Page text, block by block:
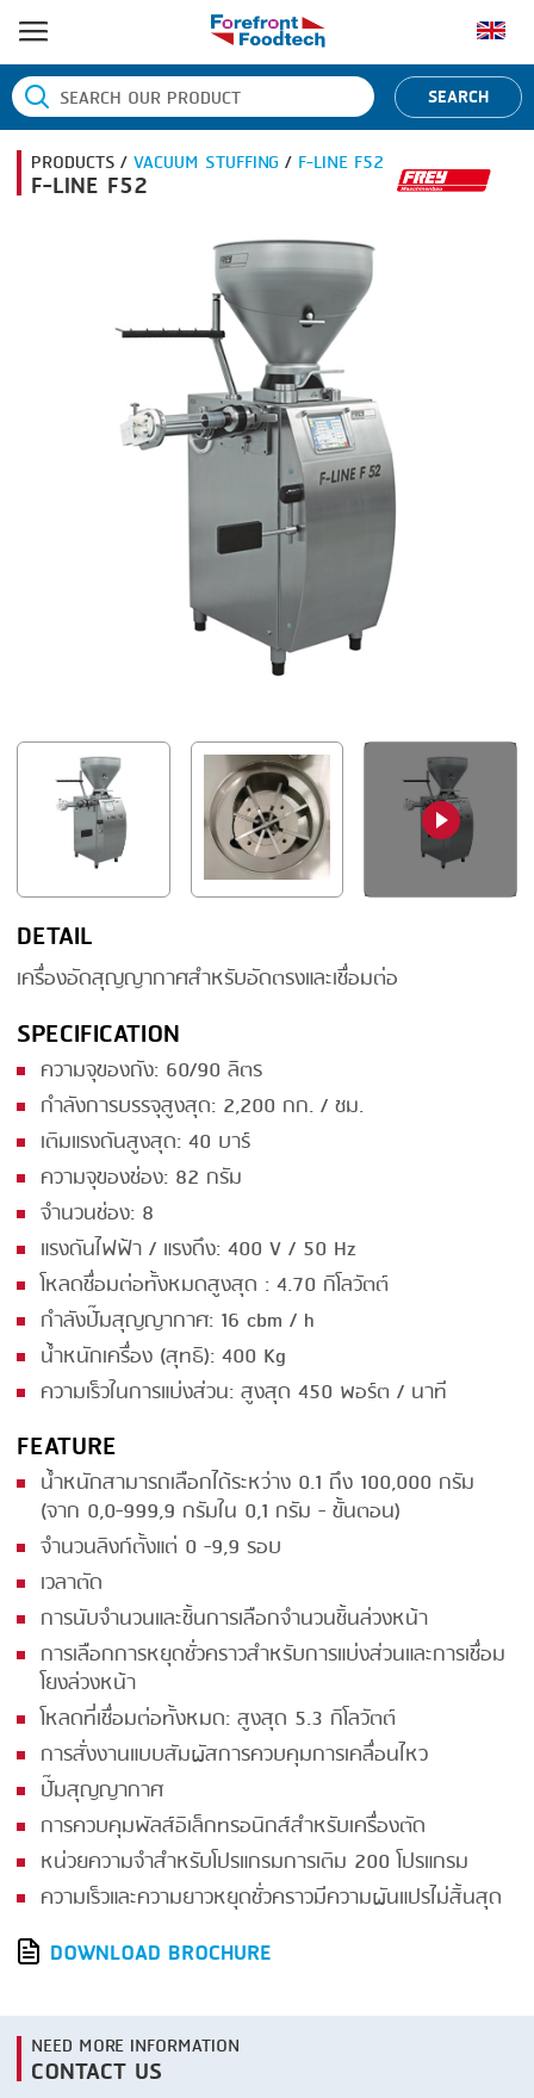
หน้าแรก
ประเภทสินค้า
BANDING
CENTRIFUGING
LOADER
MEMBRANING
PACKING
SEARING
SKIN PACK
SKINNING
SLICING
SMOKING
STEAMING
TRAY DENESTER
TRAY FORMING
TUMBLING
VACUUM PACKING
VACUUM STUFFING
WASHING
ยี่ห้อสินค้า
CLIPTECHNIK
ORVED
SEARCH
PRODUCTS /VACUUM STUFFING/ F-LINE F52
F-LINE F52
DETAIL
เครื่องอัดสุญญากาศสำหรับอัดตรงและเชื่อมต่อ
SPECIFICATION
ความจุของถัง: 60/90 ลิตร
กำลังการบรรจุสูงสุด: 2,200 กก. / ชม.
เติมแรงดันสูงสุด: 40 บาร์
ความจุของช่อง: 82 กรัม
จำนวนช่อง: 8
แรงดันไฟฟ้า / แรงดึง: 400 V / 50 Hz
โหลดชื่อมต่อทั้งหมดสูงสุด : 4.70 กิโลวัตต์
กำลังปั๊มสุญญากาศ: 16 cbm / h
น้ำหนักเครื่อง (สุทธิ): 400 Kg
ความเร็วในการแบ่งส่วน: สูงสุด 450 พอร์ต / นาที
FEATURE
น้ำหนักสามารถเลือกได้ระหว่าง 0.1 ถึง 100,000 กรัม
(จาก 0,0-999,9 กรัมใน 0,1 กรัม - ขั้นตอน)
จำนวนลิงก์ตั้งแต่ 0 -9,9 รอบ
เวลาตัด
การนับจำนวนและชิ้นการเลือกจำนวนชิ้นล่วงหน้า
การเลือกการหยุดชั่วคราวสำหรับการแบ่งส่วนและการเชื่อม
โยงล่วงหน้า
โหลดที่เชื่อมต่อทั้งหมด: สูงสุด 5.3 กิโลวัตต์
การสั่งงานแบบสัมผัสการควบคุมการเคลื่อนไหว
ปั๊มสุญญากาศ
การควบคุมพัลส์อิเล็กทรอนิกส์สำหรับเครื่องตัด
หน่วยความจำสำหรับโปรแกรมการเติม 200 โปรแกรม
ความเร็วและความยาวหยุดชั่วคราวมีความผันแปรไม่สิ้นสุด
DOWNLOAD BROCHURE
NEED MORE INFORMATION
CONTACT US